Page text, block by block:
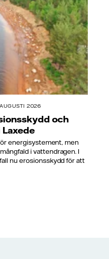
2026
och
energisystement, men
i vattendragen. I
nu erosionsskydd för att